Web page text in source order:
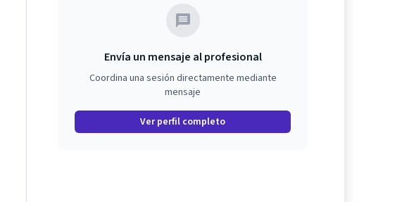
Envía un mensaje al profesional
Coordina una sesión directamente mediante
mensaje
Ver perfil completo